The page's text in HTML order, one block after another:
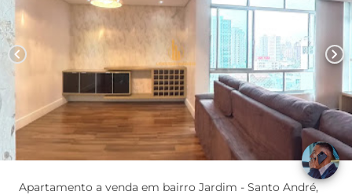
chevron_left chevron_right
Apartamento a venda em bairro Jardim - Santo André,